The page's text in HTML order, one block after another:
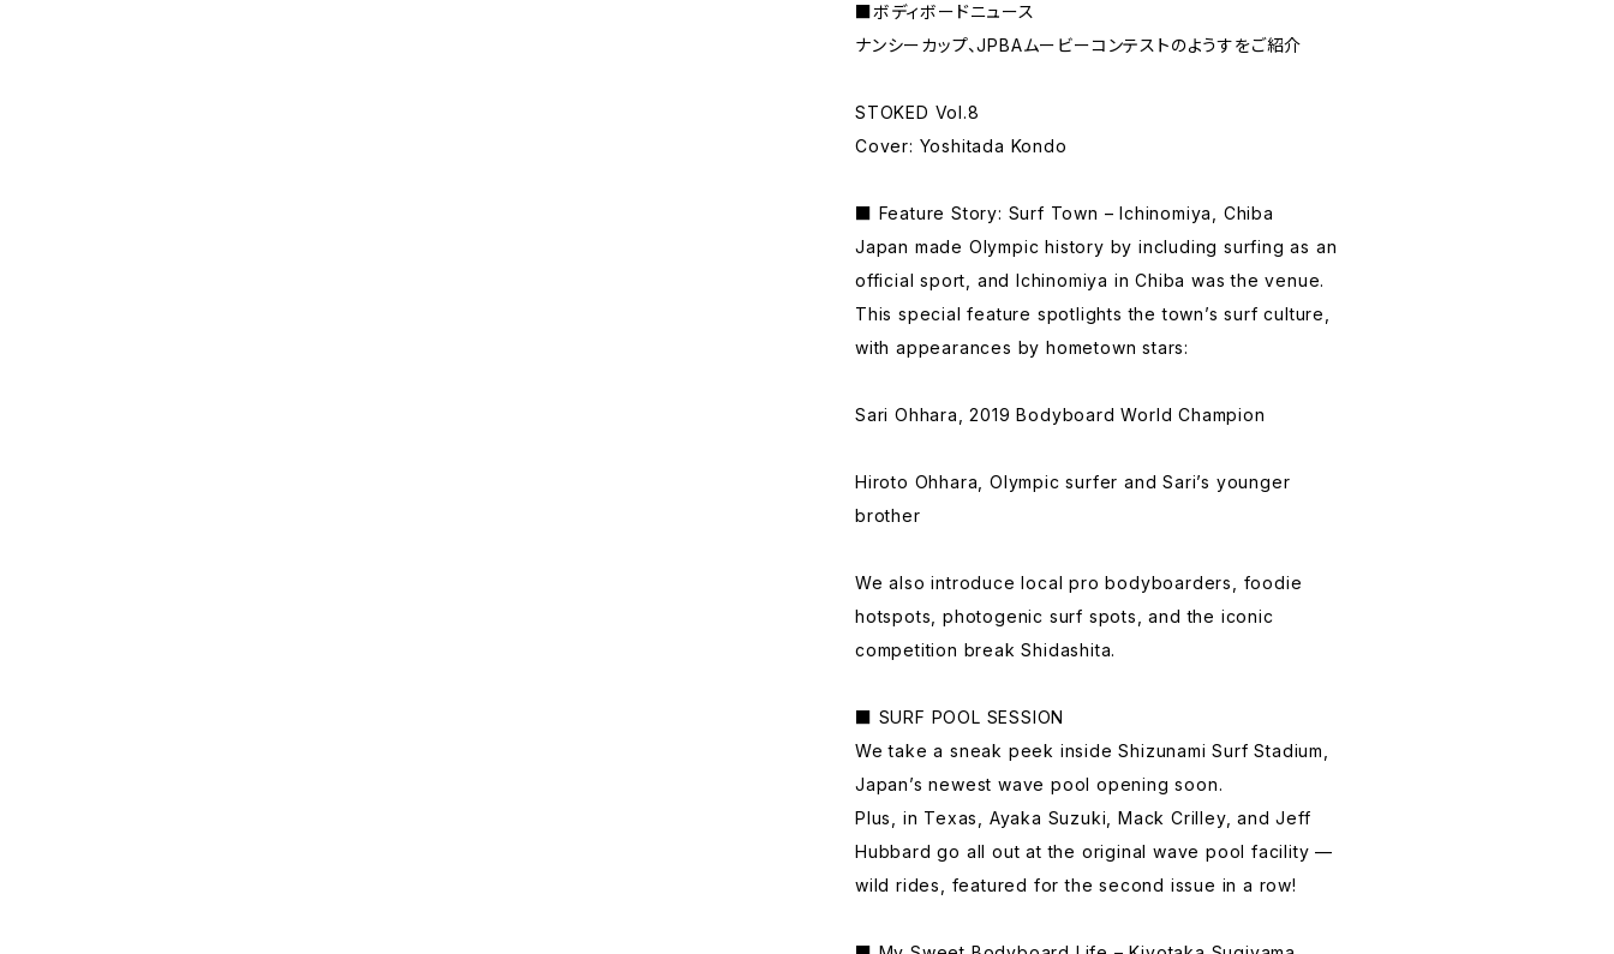
■ボディボードニュース
ナンシーカップ、JPBAムービーコンテストのようすをご紹介
STOKED Vol.8
Cover: Yoshitada Kondo
■ Feature Story: Surf Town – Ichinomiya, Chiba
Japan made Olympic history by including surfing as an
official sport, and Ichinomiya in Chiba was the venue.
This special feature spotlights the town’s surf culture,
with appearances by hometown stars:
Sari Ohhara, 2019 Bodyboard World Champion
Hiroto Ohhara, Olympic surfer and Sari’s younger
brother
We also introduce local pro bodyboarders, foodie
hotspots, photogenic surf spots, and the iconic
competition break Shidashita.
■ SURF POOL SESSION
We take a sneak peek inside Shizunami Surf Stadium,
Japan’s newest wave pool opening soon.
Plus, in Texas, Ayaka Suzuki, Mack Crilley, and Jeff
Hubbard go all out at the original wave pool facility —
wild rides, featured for the second issue in a row!